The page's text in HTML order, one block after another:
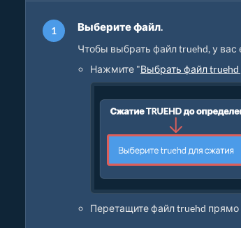
Выберите файл.
Чтобы выбрать файл truehd, у вас
Нажмите "Выбрать файл
Перетащите файл truehd прямо